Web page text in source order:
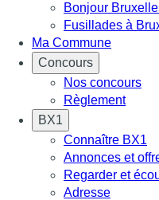
Bonjour
Fusillades à
Ma Commune
Concours
Nos concours
Règlement
BX1
Connaître BX1
Annonces et
Regarder et
Adresse